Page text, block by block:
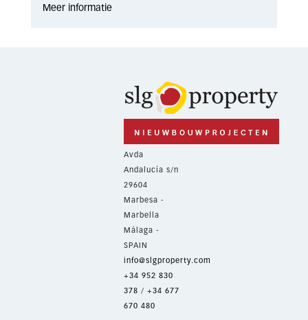
Meer informatie
Avda
Andalucía s/n
29604
Marbesa -
Marbella
Málaga -
SPAIN
info@slgproperty.com
+34 952 830
378 / +34 677
670 480